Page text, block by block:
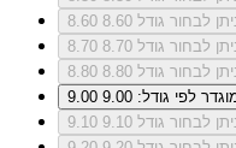
8.60
לבחור גודל 8.60
8.70
לבחור גודל 8.70
8.80
לבחור גודל 8.80
9.00
לפי גודל: 9.00
9.10
לבחור גודל 9.10